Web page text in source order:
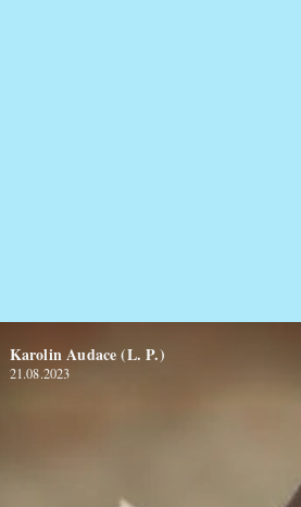
Karolin Audace (L. P.)
21.08.2023